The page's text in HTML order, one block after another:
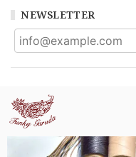
NEWSLETTER